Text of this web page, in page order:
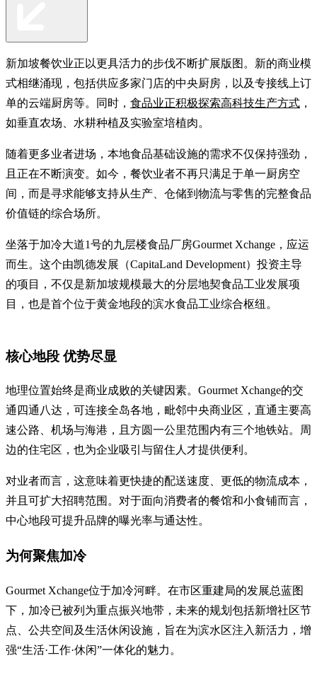
新加坡餐饮业正以更具活力的步伐不断扩展版图。新的商业模
式相继涌现，包括供应多家门店的中央厨房，以及专接线上订
单的云端厨房等。同时， 食品业正积极探索高科技生产方式 ，
如垂直农场、水耕种植及实验室培植肉。
随着更多业者进场，本地食品基础设施的需求不仅保持强劲，
且正在不断演变。如今，餐饮业者不再只满足于单一厨房空
间，而是寻求能够支持从生产、仓储到物流与零售的完整食品
价值链的综合场所。
坐落于加冷大道1号的九层楼食品厂房Gourmet Xchange，应运
而生。这个由凯德发展（CapitaLand Development）投资主导
的项目，不仅是新加坡规模最大的分层地契食品工业发展项
目，也是首个位于黄金地段的滨水食品工业综合枢纽。
核心地段 优势尽显
地理位置始终是商业成败的关键因素。Gourmet Xchange的交
通四通八达，可连接全岛各地，毗邻中央商业区，直通主要高
速公路、机场与海港，且方圆一公里范围内有三个地铁站。周
边的住宅区，也为企业吸引与留住人才提供便利。
对业者而言，这意味着更快捷的配送速度、更低的物流成本，
并且可扩大招聘范围。对于面向消费者的餐馆和小食铺而言，
中心地段可提升品牌的曝光率与通达性。
为何聚焦加冷
Gourmet Xchange位于加冷河畔。在市区重建局的发展总蓝图
下，加冷已被列为重点振兴地带，未来的规划包括新增社区节
点、公共空间及生活休闲设施，旨在为滨水区注入新活力，增
强“生活·工作·休闲”一体化的魅力。